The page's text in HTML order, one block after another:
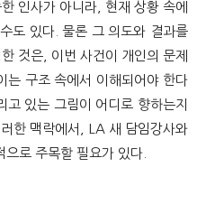
인사가 아니라, 현재 상황 속에
도 있다. 물론 그 의도와 결과를
것은, 이번 사건이 개인의 문제
는 구조 속에서 이해되어야 한다
있는 그림이 어디로 향하는지
한 맥락에서, LA 새 담임강사와
로 주목할 필요가 있다.